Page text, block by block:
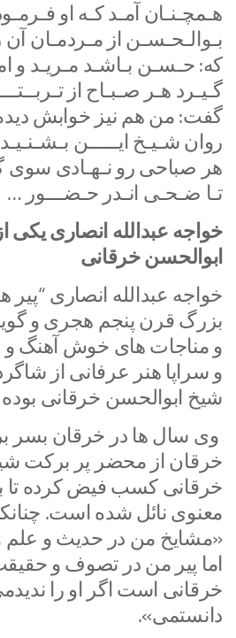
هـمچـنـان آمـد کـه او
بـوالـحـسـن از مـردمـان آن
که: حـسـن بـاشـد
گـیـرد هـر صـبـاح از
گفت: من هم نیز خوابش
روان شـیـخ ایـــــن
هر صباحی رو نـهـادی سوی
تـا ضـحـی انـدر حـضـــور …
خواجه عبدالله انصاری یکی
ابوالحسن خرقانی
خواجه عبدالله انصاری
بزرگ قرن پنجم هجری و
و مناجات های خوش آهنگ و
و سراپا هنر عرفانی از
شیخ ابوالحسن خرقانی
وی سال ها در خرقان بسر
خرقان از محضر پر برکت
خرقانی کسب فیض کرده تا
معنوی نائل شده است.
«مشایخ من در حدیث و علم
اما پیر من در تصوف و
خرقانی است اگر او را
دانستمی».